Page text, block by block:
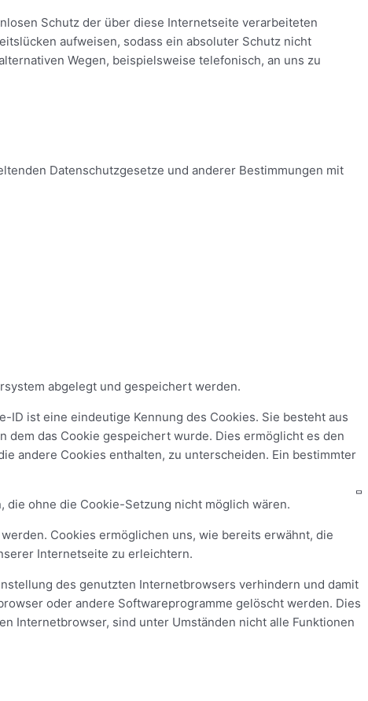
Schutz der über diese Internetseite verarbeiteten
aufweisen, sodass ein absoluter Schutz nicht
Wegen, beispielsweise telefonisch, an uns zu
Datenschutzgesetze und anderer Bestimmungen mit
abgelegt und gespeichert werden.
ist eine eindeutige Kennung des Cookies. Sie besteht aus
das Cookie gespeichert wurde. Dies ermöglicht es den
andere Cookies enthalten, zu unterscheiden. Ein bestimmter
ohne die Cookie-Setzung nicht möglich wären.
Cookies ermöglichen uns, wie bereits erwähnt, die
Internetseite zu erleichtern.
des genutzten Internetbrowsers verhindern und damit
oder andere Softwareprogramme gelöscht werden. Dies
Internetbrowser, sind unter Umständen nicht alle Funktionen